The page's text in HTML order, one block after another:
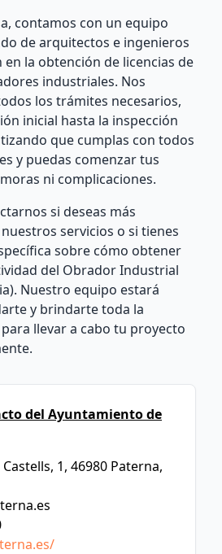
contamos con un equipo
de arquitectos e ingenieros
en la obtención de licencias de
industriales. Nos
los trámites necesarios,
inicial hasta la inspección
que cumplas con todos
y puedas comenzar tus
ni complicaciones.
si deseas más
servicios o si tienes
sobre cómo obtener
del Obrador Industrial
Nuestro equipo estará
y brindarte toda la
llevar a cabo tu proyecto
del Ayuntamiento de
1, 46980 Paterna,